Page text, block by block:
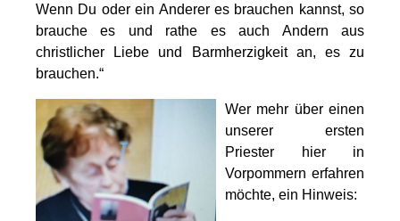
Wenn Du oder ein Anderer es brauchen kannst, so
brauche es und rathe es auch Andern aus
christlicher Liebe und Barmherzigkeit an, es zu
brauchen.“
Wer mehr über einen
unserer ersten
Priester hier in
Vorpommern erfahren
möchte, ein Hinweis: